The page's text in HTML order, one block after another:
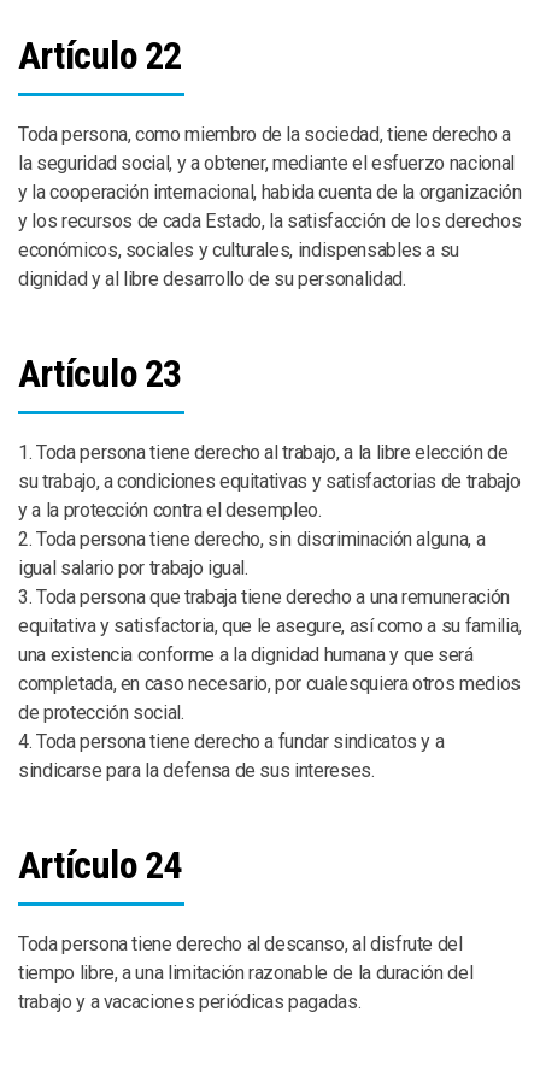
Artículo 22
Toda persona, como miembro de la sociedad, tiene derecho a
la seguridad social, y a obtener, mediante el esfuerzo nacional
y la cooperación internacional, habida cuenta de la organización
y los recursos de cada Estado, la satisfacción de los derechos
económicos, sociales y culturales, indispensables a su
dignidad y al libre desarrollo de su personalidad.
Artículo 23
1. Toda persona tiene derecho al trabajo, a la libre elección de
su trabajo, a condiciones equitativas y satisfactorias de trabajo
y a la protección contra el desempleo.
2. Toda persona tiene derecho, sin discriminación alguna, a
igual salario por trabajo igual.
3. Toda persona que trabaja tiene derecho a una remuneración
equitativa y satisfactoria, que le asegure, así como a su familia,
una existencia conforme a la dignidad humana y que será
completada, en caso necesario, por cualesquiera otros medios
de protección social.
4. Toda persona tiene derecho a fundar sindicatos y a
sindicarse para la defensa de sus intereses.
Artículo 24
Toda persona tiene derecho al descanso, al disfrute del
tiempo libre, a una limitación razonable de la duración del
trabajo y a vacaciones periódicas pagadas.